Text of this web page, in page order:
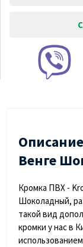
Венге
Кромка ПВХ -
Шоколадный,
такой вид
кромки у нас в